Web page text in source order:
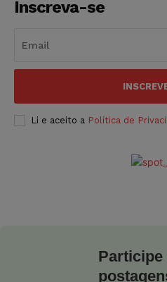
Inscreva-se
Li e aceito a Política de
Participe